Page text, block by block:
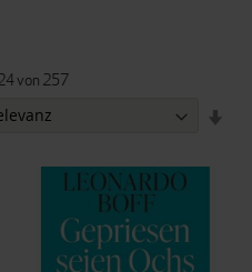
24von 257